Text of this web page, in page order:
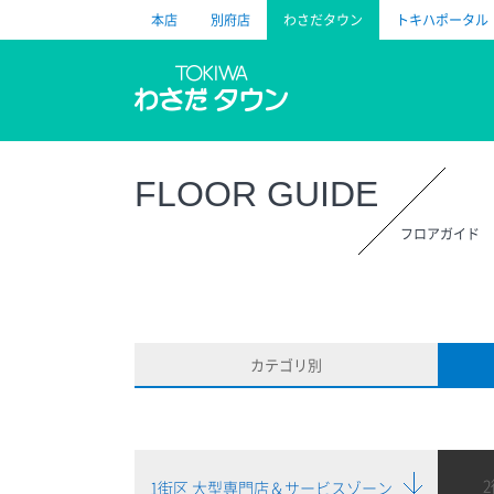
本店 別府店 わさだタウン トキハポータル
FLOOR GUIDE
フロアガイド
カテゴリ別
1街区 大型専門店＆サービスゾーン